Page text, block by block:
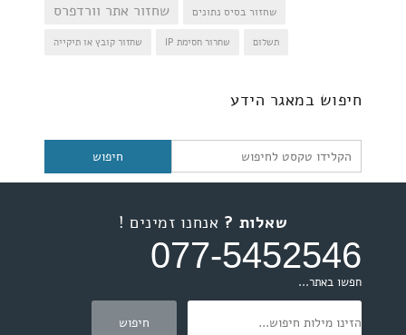
שחזור אתר וורדפרס שחזור בסיס נתונים
שחזור קובץ או תיקייה שחרור חסימת IP תשלום
חיפוש במאגר הידע
חיפוש
שאלות ? אנחנו זמינים !
077-5452546
חפשו באתר...